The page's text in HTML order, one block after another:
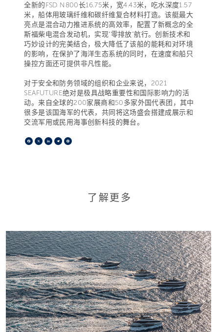
全新的FSD N800长16.75米，宽4.43米，吃水深度1.57
米，船体用玻璃纤维和碳纤维复合材料打造。该艇最大
亮点是混合动力推进系统的高效率，配置了新概念的全
斯福柴电混合发动机，实现“零排放”航行。创新技术和
巧妙设计的完美结合，极大降低了该船的能耗和对环境
的影响，在保护了海洋生态系统的同时，在速度和船只
操控方面还可提供非凡性能。
对于安全和防务领域的组织和企业来说，2021
SEAFUTURE绝对是极具战略重要性和国际影响力的活
动。来自全球的200家展商和50多家外国代表团，其中
很多是该国海军的代表，共同将这场盛会搭建成展示和
交流军用或民用海事创新科技的舞台。
Facebook
X LinkedIn
Telegram
了解更多